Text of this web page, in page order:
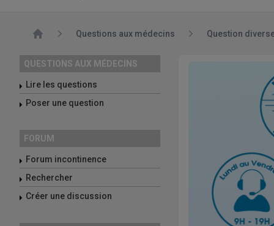
Accueil Questions aux médecins Question
QUESTIONS AUX MÉDECINS
Lire les questions
Poser une question
FORUM
Forum incontinence
Rechercher
Créer une discussion